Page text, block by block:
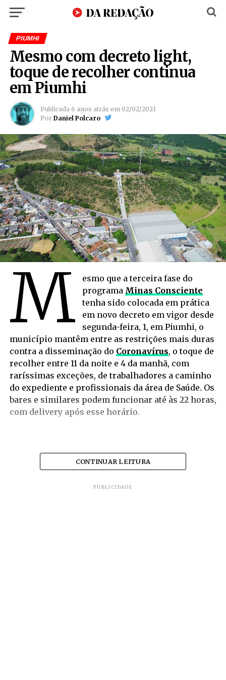
PIUMHI
Mesmo com decreto light,
toque de recolher continua
em Piumhi
Publicada 6 anos atrás em 02/02/2021
Por Daniel Polcaro
M
esmo que a terceira fase do
programa Minas Consciente
tenha sido colocada em prática
em novo decreto em vigor desde
segunda-feira, 1, em Piumhi, o
município mantêm entre as restrições mais duras
contra a disseminação do Coronavírus, o toque de
recolher entre 11 da noite e 4 da manhã, com
raríssimas exceções, de trabalhadores a caminho
do expediente e profissionais da área de Saúde. Os
bares e similares podem funcionar até às 22 horas,
com delivery após esse horário.
CONTINUAR LEITURA
PUBLICIDADE